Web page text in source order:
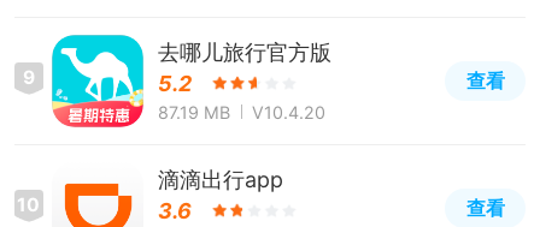
9
去哪儿旅行官方版
5.2
87.19 MB V10.4.20
查看
10
滴滴出行app
3.6
查看